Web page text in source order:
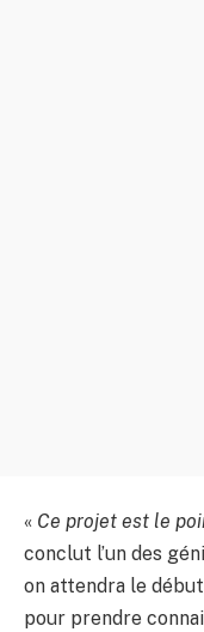
« Ce projet est le
conclut l’un des
on attendra le
pour prendre